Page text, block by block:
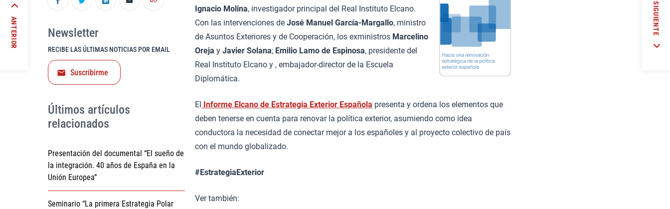
Ignacio Molina, investigador principal del Real Instituto Elcano.
Con las intervenciones de José Manuel García-Margallo, ministro
de Asuntos Exteriores y de Cooperación, los exministros Marcelino
Oreja y Javier Solana; Emilio Lamo de Espinosa, presidente del
Real Instituto Elcano y , embajador-director de la Escuela
Diplomática.
El Informe Elcano de Estrategia Exterior Española presenta y ordena los elementos que
deben tenerse en cuenta para renovar la política exterior, asumiendo como idea
conductora la necesidad de conectar mejor a los españoles y al proyecto colectivo de país
con el mundo globalizado.
#EstrategiaExterior
Ver también:
Newsletter
RECIBE LAS ÚLTIMAS NOTICIAS POR EMAIL
Suscribirme
Últimos artículos
relacionados
Presentación del documental “El sueño de
la integración. 40 años de España en la
Unión Europea”
Seminario “La primera Estrategia Polar
ANTERIOR SIGUIENTE